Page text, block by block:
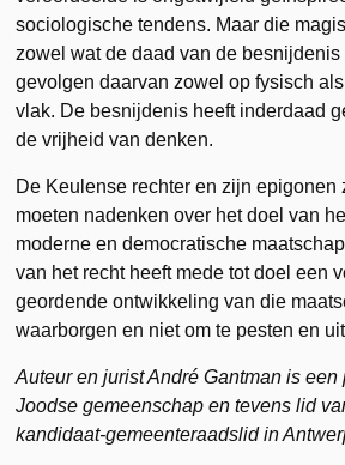
sociologische tendens. Maar die
zowel wat de daad van de
gevolgen daarvan zowel op fysisch
vlak. De besnijdenis heeft inderdaad
de vrijheid van denken.
De Keulense rechter en zijn epigonen
moeten nadenken over het doel van
moderne en democratische
van het recht heeft mede tot doel een
geordende ontwikkeling van die
waarborgen en niet om te pesten en
Auteur en jurist André Gantman is
Joodse gemeenschap en tevens lid
kandidaat-gemeenteraadslid in